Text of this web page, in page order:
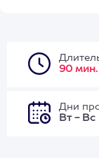
90 мин.
Дни
Вт - Вс